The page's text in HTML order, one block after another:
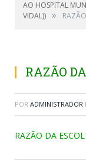
AO HOSPITAL
VIDAL)) »
RAZÃO
POR ADMINISTRADOR
RAZÃO DA